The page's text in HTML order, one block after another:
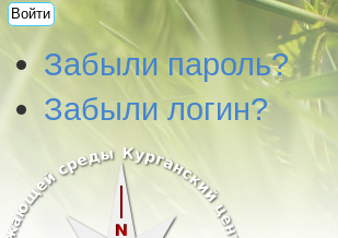
Забыли пароль?
Забыли логин?